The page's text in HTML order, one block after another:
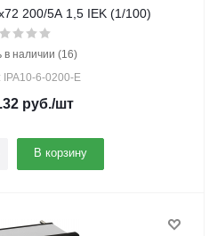
200/5А 1,5 IEK (1/100)
в наличии (16)
IPA10-6-0200-E
руб./шт
В корзину